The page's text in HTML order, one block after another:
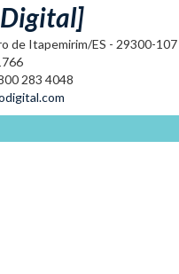
de Itapemirim/ES - 29300-107
283 4048